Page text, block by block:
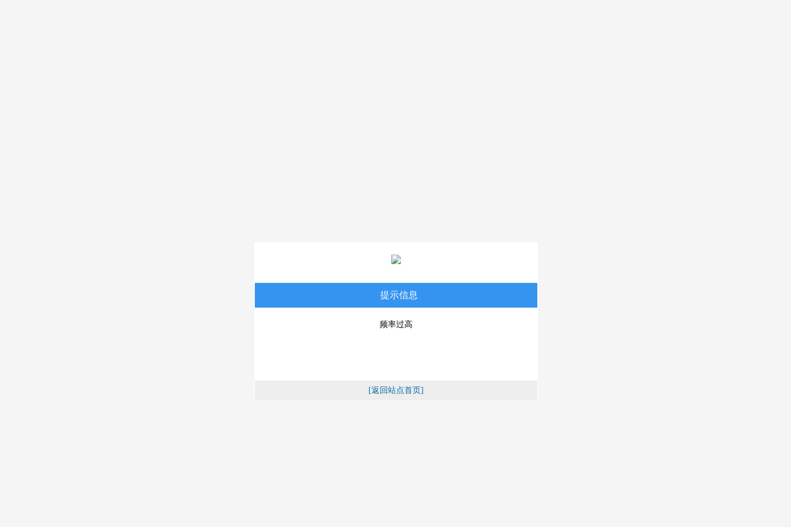
提示信息
频率过高
[返回站点首页]